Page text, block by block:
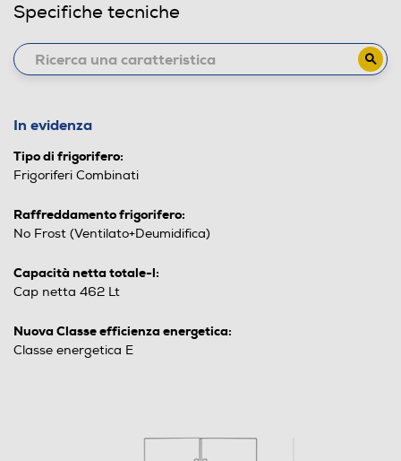
Specifiche tecniche
In evidenza
Tipo di frigorifero:
Frigoriferi Combinati
Raffreddamento frigorifero:
No Frost (Ventilato+Deumidifica)
Capacità netta totale-l:
Cap netta 462 Lt
Nuova Classe efficienza energetica:
Classe energetica E